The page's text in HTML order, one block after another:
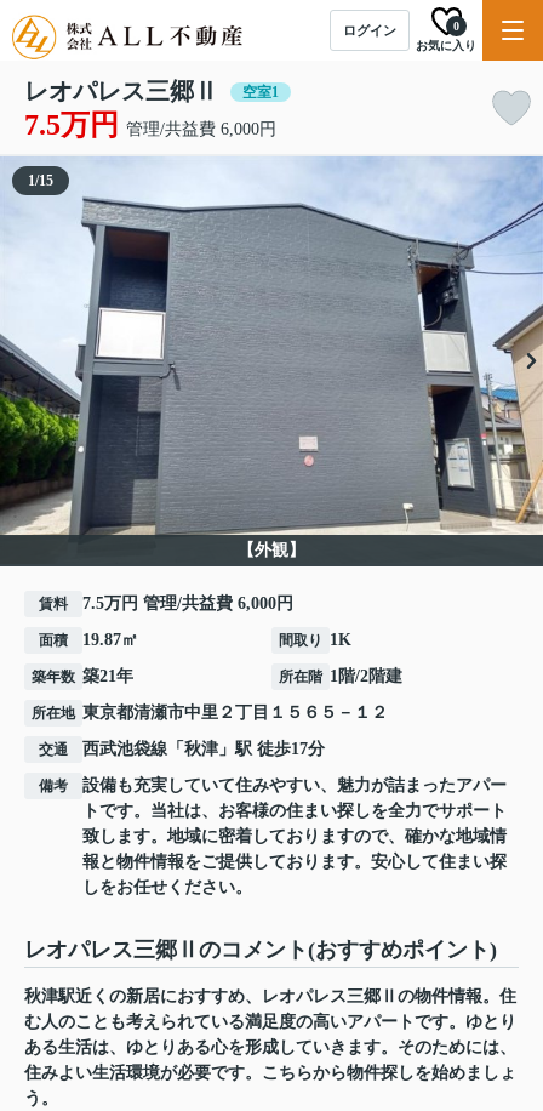
ログイン
お気に入り
0
レオパレス三郷Ⅱ 空室1
7.5万円 管理/共益費 6,000円
【外観】
1/15
賃料 7.5万円 管理/共益費 6,000円
面積 19.87㎡ 間取り 1K
築年数 築21年 所在階 1階/2階建
所在地 東京都清瀬市中里 ２丁目１５６５－１２
交通 西武池袋線 「 秋津 」駅 徒歩17分
備考
設備も充実していて住みやすい、魅力が詰まったアパー
トです。当社は、お客様の住まい探しを全力でサポート
致します。地域に密着しておりますので、確かな地域情
報と物件情報をご提供しております。安心して住まい探
しをお任せください。
レオパレス三郷Ⅱのコメント(おすすめポイント)
秋津駅近くの新居におすすめ、レオパレス三郷Ⅱの物件情報。住
む人のことも考えられている満足度の高いアパートです。ゆとり
ある生活は、ゆとりある心を形成していきます。そのためには、
住みよい生活環境が必要です。こちらから物件探しを始めましょ
う。